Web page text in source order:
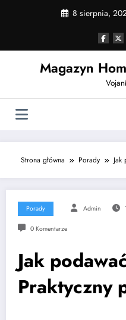
8 sierpnia,
Magazyn
Strona główna Porady
Porady Admin
0 Komentarze
Jak
Praktyczny